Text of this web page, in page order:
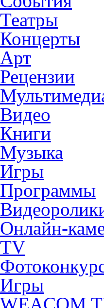
Театры
Концерты
Арт
Рецензии
Видео
Книги
Музыка
Игры
Программы
Онлайн-
TV
Игры